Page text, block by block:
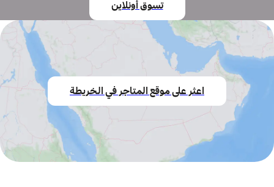
تسوق أونلاين
اعثر على موقع المتاجر في الخريطة